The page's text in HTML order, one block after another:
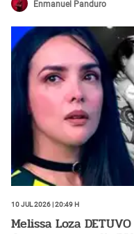
Enmanuel Panduro
10 Jul 2026 | 20:49 h
Melissa Loza